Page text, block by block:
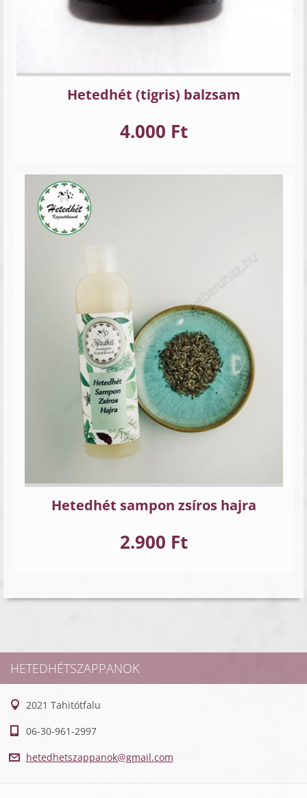
Hetedhét (tigris) balzsam
4.000 Ft
Hetedhét sampon zsíros hajra
2.900 Ft
HETEDHÉTSZAPPANOK
2021 Tahitótfalu
06-30-961-2997
hetedhetszappanok@gmail.com